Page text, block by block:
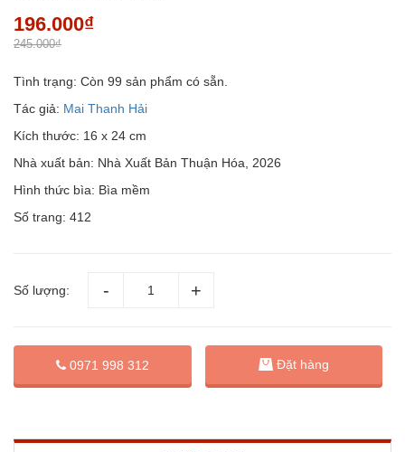
196.000₫
245.000₫
Tình trạng: Còn 99 sản phẩm có sẵn.
Tác giả: Mai Thanh Hải
Kích thước: 16 x 24 cm
Nhà xuất bản: Nhà Xuất Bản Thuận Hóa, 2026
Hình thức bìa: Bìa mềm
Số trang: 412
Số lượng:
0971 998 312 Đặt hàng